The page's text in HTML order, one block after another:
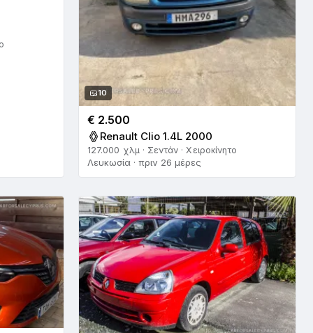
10
€ 2.500
Renault Clio 1.4L 2000
127.000 χλμ · Σεντάν · Χειροκίνητο
Λευκωσία · πριν 26 μέρες